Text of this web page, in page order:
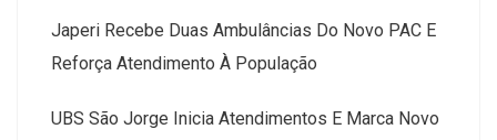
Japeri Recebe Duas Ambulâncias Do Novo PAC E
Reforça Atendimento À População
UBS São Jorge Inicia Atendimentos E Marca Novo